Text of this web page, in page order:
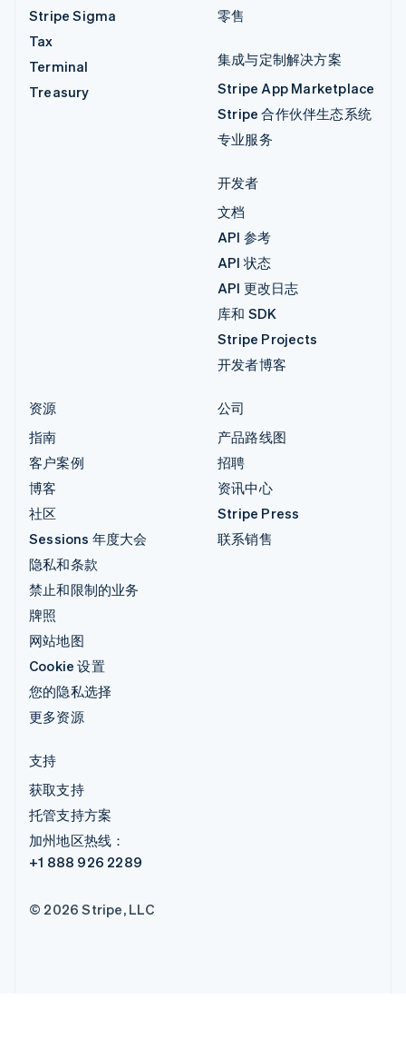
Stripe Sigma
Tax
Terminal
Treasury
零售
集成与定制解决方案
Stripe App Marketplace
Stripe 合作伙伴生态系统
专业服务
开发者
文档
API 参考
API 状态
API 更改日志
库和 SDK
Stripe Projects
开发者博客
资源
指南
客户案例
博客
社区
Sessions 年度大会
隐私和条款
禁止和限制的业务
牌照
网站地图
Cookie 设置
您的隐私选择
更多资源
公司
产品路线图
招聘
资讯中心
Stripe Press
联系销售
支持
获取支持
托管支持方案
加州地区热线：
+1 888 926 2289
© 2026 Stripe, LLC